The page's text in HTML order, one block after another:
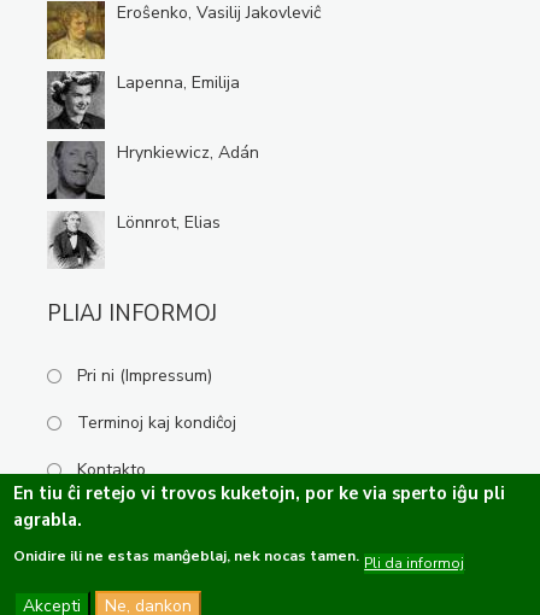
Eroŝenko, Vasilij Jakovleviĉ
Lapenna, Emilija
Hrynkiewicz, Adán
Lönnrot, Elias
PLIAJ INFORMOJ
Pri ni (Impressum)
Terminoj kaj kondiĉoj
Kontakto
Kopirajto ©2019-2026 Esperanta Kulturservo · Ĉiuj rajtoj rezervitaj.
Dizajno deOPTASY
En tiu ĉi retejo vi trovos kuketojn, por ke via sperto iĝu pli
agrabla.
Onidire ili ne estas manĝeblaj, nek nocas tamen. Pli da informoj
Akcepti Ne, dankon